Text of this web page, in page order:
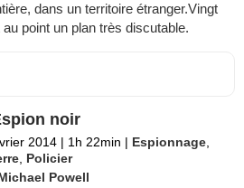
dans un territoire étranger.Vingt
point un plan très discutable.
noir
2014 | 1h 22min | Espionnage
Policier
Powell